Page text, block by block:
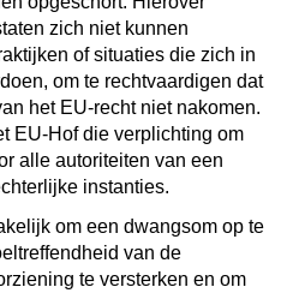
zich niet kunnen
of situaties die zich in
om te rechtvaardigen dat
het EU-recht niet nakomen.
EU-Hof die verplichting om
alle autoriteiten van een
instanties.
om een dwangsom op te
van de
te versterken en om